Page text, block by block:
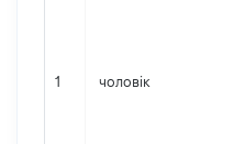
1 чоловік